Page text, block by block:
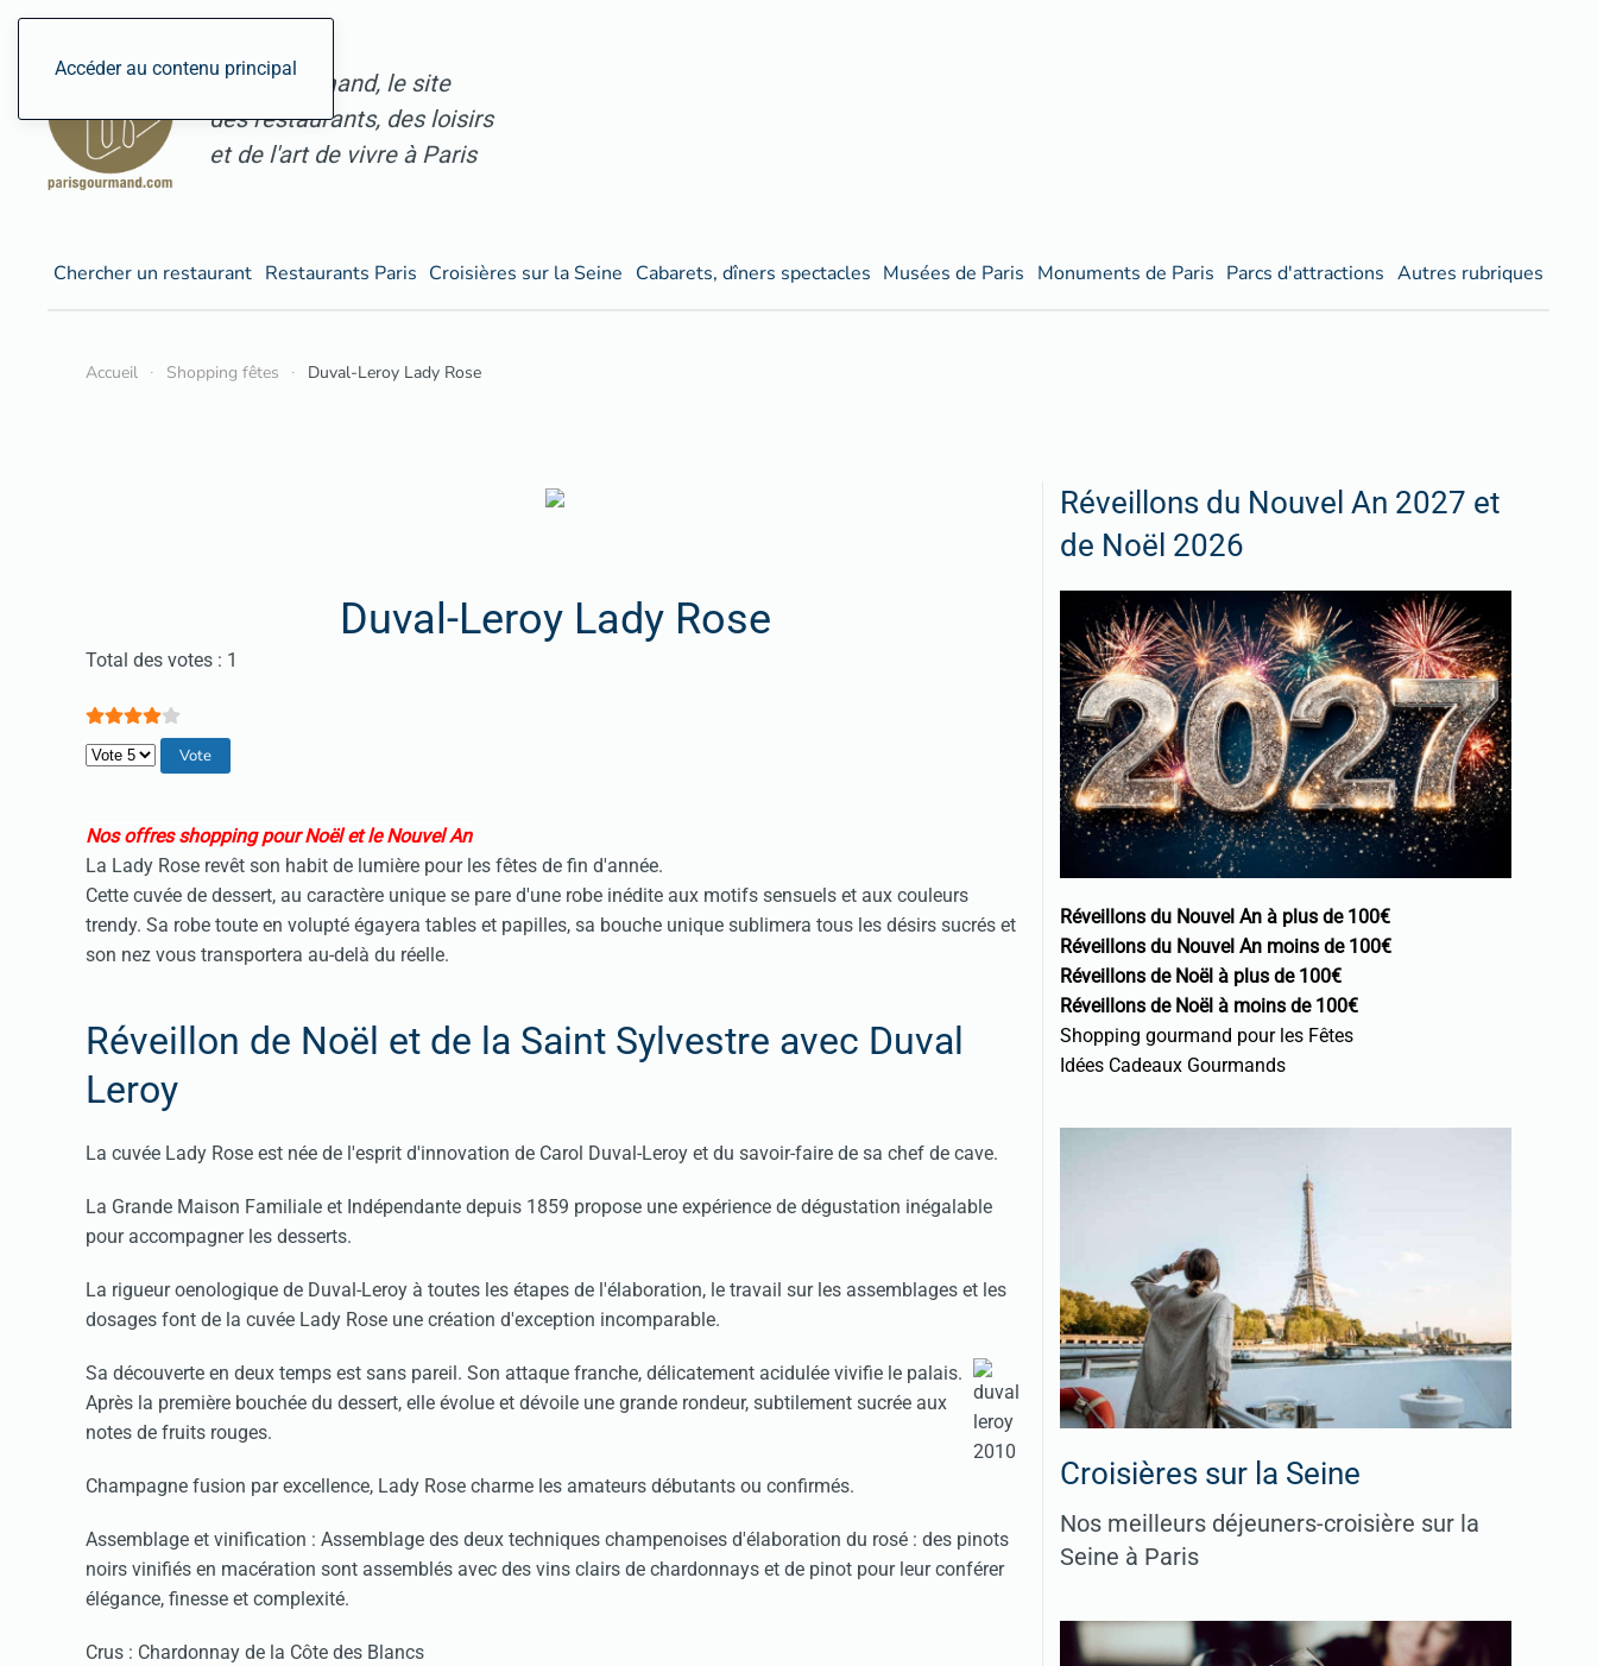
Accéder au contenu principal
ParisGourmand, le site
des restaurants, des loisirs
et de l'art de vivre à Paris
Chercher un restaurant Restaurants Paris Croisières sur la Seine Cabarets, dîners spectacles Musées de Paris Monuments de Paris Parcs d'attractions Autres rubriques
Accueil Shopping fêtes Duval-Leroy Lady Rose
Duval-Leroy Lady Rose
Vote utilisateur:4/
Total des votes : 1
Veuillez voter
Nos offres shopping pour Noël et le Nouvel An
La Lady Rose revêt son habit de lumière pour les fêtes de fin d'année.
Cette cuvée de dessert, au caractère unique se pare d'une robe inédite aux motifs sensuels et aux couleurs
trendy. Sa robe toute en volupté égayera tables et papilles, sa bouche unique sublimera tous les désirs sucrés et
son nez vous transportera au-delà du réelle.
Réveillon de Noël et de la Saint Sylvestre avec Duval
Leroy
La cuvée Lady Rose est née de l'esprit d'innovation de Carol Duval-Leroy et du savoir-faire de sa chef de cave.
La Grande Maison Familiale et Indépendante depuis 1859 propose une expérience de dégustation inégalable
pour accompagner les desserts.
La rigueur oenologique de Duval-Leroy à toutes les étapes de l'élaboration, le travail sur les assemblages et les
dosages font de la cuvée Lady Rose une création d'exception incomparable.
Sa découverte en deux temps est sans pareil. Son attaque franche, délicatement acidulée vivifie le palais.
Après la première bouchée du dessert, elle évolue et dévoile une grande rondeur, subtilement sucrée aux
notes de fruits rouges.
Champagne fusion par excellence, Lady Rose charme les amateurs débutants ou confirmés.
Assemblage et vinification : Assemblage des deux techniques champenoises d'élaboration du rosé : des pinots
noirs vinifiés en macération sont assemblés avec des vins clairs de chardonnays et de pinot pour leur conférer
élégance, finesse et complexité.
Crus : Chardonnay de la Côte des Blancs
Réveillons du Nouvel An 2027 et
de Noël 2026
Réveillons du Nouvel An à plus de 100€
Réveillons du Nouvel An moins de 100€
Réveillons de Noël à plus de 100€
Réveillons de Noël à moins de 100€
Shopping gourmand pour les Fêtes
Idées Cadeaux Gourmands
Croisières sur la Seine
Nos meilleurs déjeuners-croisière sur la
Seine à Paris